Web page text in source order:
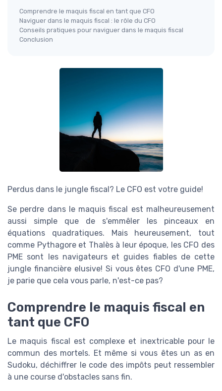
Comprendre le maquis fiscal en tant que CFO
Naviguer dans le maquis fiscal : le rôle du CFO
Conseils pratiques pour naviguer dans le maquis fiscal
Conclusion
Perdus dans le jungle fiscal? Le CFO est votre guide!
Se perdre dans le maquis fiscal est malheureusement
aussi simple que de s'emmêler les pinceaux en
équations quadratiques. Mais heureusement, tout
comme Pythagore et Thalès à leur époque, les CFO des
PME sont les navigateurs et guides fiables de cette
jungle financière elusive! Si vous êtes CFO d'une PME,
je parie que cela vous parle, n'est-ce pas?
Comprendre le maquis fiscal en
tant que CFO
Le maquis fiscal est complexe et inextricable pour le
commun des mortels. Et même si vous êtes un as en
Sudoku, déchiffrer le code des impôts peut ressembler
à une course d'obstacles sans fin.